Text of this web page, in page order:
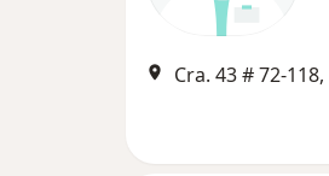
Cra. 43 # 72-